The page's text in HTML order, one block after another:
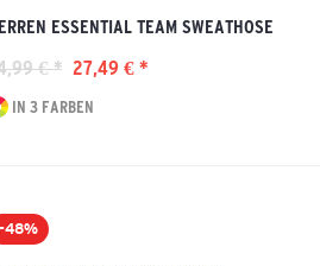
ESSENTIAL TEAM SWEATHOSE
€ * 27,49 € *
IN 3 FARBEN
-48%